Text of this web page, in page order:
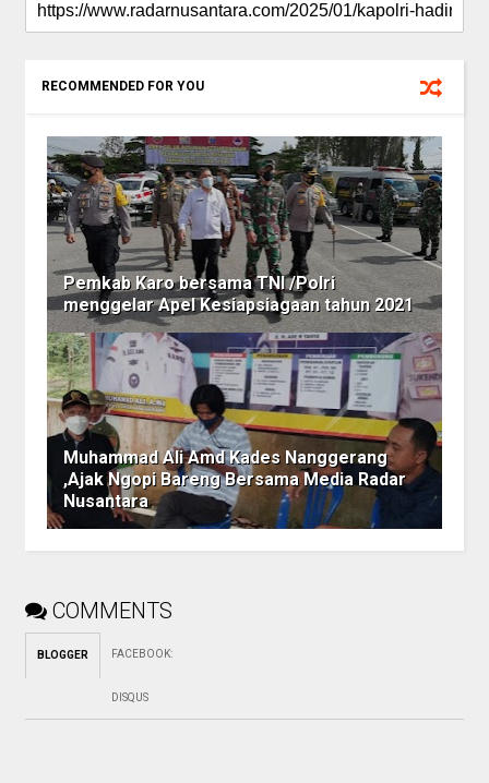
RECOMMENDED FOR YOU
Pemkab Karo bersama TNI /Polri
menggelar Apel Kesiapsiagaan tahun 2021
Muhammad Ali Amd Kades Nanggerang
,Ajak Ngopi Bareng Bersama Media Radar
Nusantara
COMMENTS
BLOGGER FACEBOOK:
DISQUS